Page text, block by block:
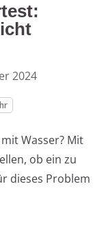
2024
Wasser? Mit
ob ein zu
dieses Problem